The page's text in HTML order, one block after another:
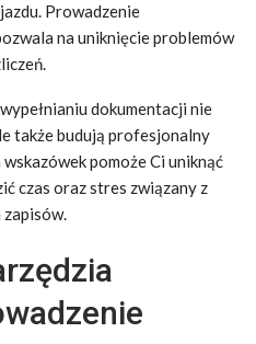
Prowadzenie
na uniknięcie problemów
dokumentacji nie
także budują profesjonalny
pomoże Ci uniknąć
czas oraz stres związany z
zapisów.